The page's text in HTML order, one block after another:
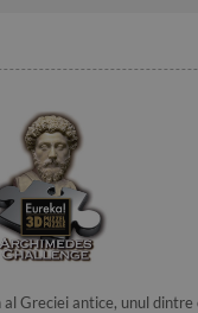
Greciei antice, unul